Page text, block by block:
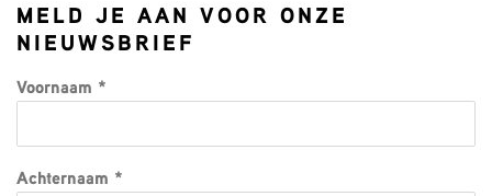
MELD JE AAN VOOR ONZE
NIEUWSBRIEF
Voornaam *
Achternaam *